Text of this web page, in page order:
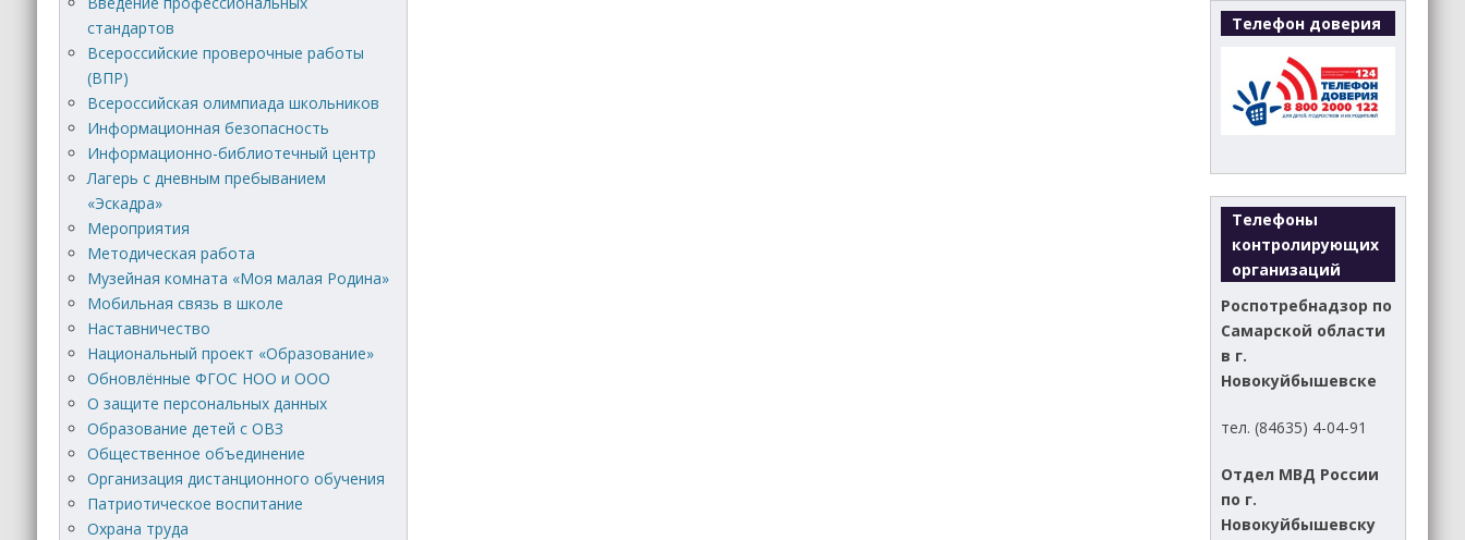
стандартов
Всероссийские проверочные работы
(ВПР)
Всероссийская олимпиада школьников
Информационная безопасность
Информационно-библиотечный центр
Лагерь с дневным пребыванием
«Эскадра»
Мероприятия
Методическая работа
Музейная комната «Моя малая Родина»
Мобильная связь в школе
Наставничество
Национальный проект «Образование»
Обновлённые ФГОС НОО и ООО
О защите персональных данных
Образование детей с ОВЗ
Общественное объединение
Организация дистанционного обучения
Патриотическое воспитание
Охрана труда
Телефон доверия
Телефоны
контролирующих
организаций
Роспотребнадзор по
Самарской области
в г.
Новокуйбышевске
тел. (84635) 4-04-91
Отдел МВД России
по г.
Новокуйбышевску